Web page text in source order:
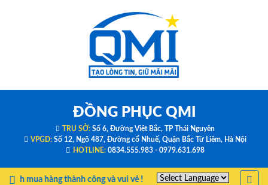
ĐỒNG PHỤC QMI
TRỤ SỞ:Số 6, Đường Việt Bắc, TP Thái Nguyên
VPGD:Số 12, Ngõ 487, Đường cổ Nhuế, Quận Bắc Từ Liêm, Hà Nội
HOTLINE: 0834.555.983 - 0979.631.698
mua hàng thành công và vui vẻ !